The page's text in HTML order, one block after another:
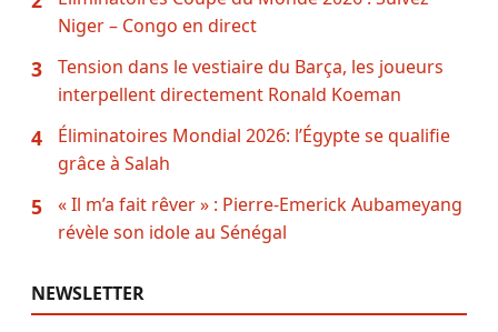
Niger – Congo en direct
3
Tension dans le vestiaire du Barça, les joueurs
interpellent directement Ronald Koeman
4
Éliminatoires Mondial 2026: l’Égypte se qualifie
grâce à Salah
5
« Il m’a fait rêver » : Pierre-Emerick Aubameyang
révèle son idole au Sénégal
NEWSLETTER